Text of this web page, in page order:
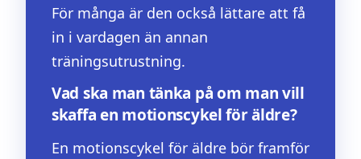
För många är den också lättare att få
in i vardagen än annan
träningsutrustning.
Vad ska man tänka på om man vill
skaffa en motionscykel för äldre?
En motionscykel för äldre bör framför